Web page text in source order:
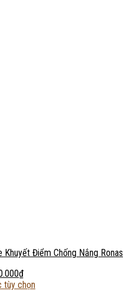
Khuyết Điểm Chống Nắng Ronas
₫
tùy chọn